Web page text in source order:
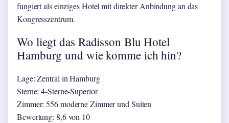
fungiert als einziges Hotel mit direkter Anbindung an das
Kongresszentrum.
Wo liegt das Radisson Blu Hotel
Hamburg und wie komme ich hin?
Lage: Zentral in Hamburg
Sterne: 4-Sterne-Superior
Zimmer: 556 moderne Zimmer und Suiten
Bewertung: 8,6 von 10